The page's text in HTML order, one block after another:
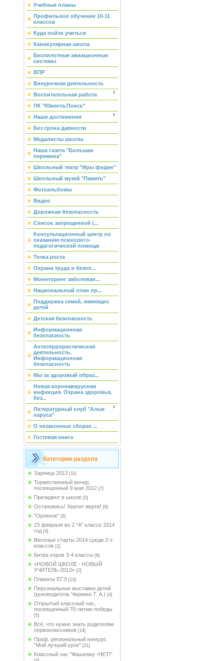
Учебные планы
Профильное обучение 10-11
классов
Куда пойти учиться
Каникулярная школа
Беспилотные авиационные
системы
ВПР
Внеурочная деятельность
Воспитательная работа
ПК "Ювента.Поиск"
Наши достижения
Без срока давности
Медалисты школы
Наша газета "Большая
перемена"
Школьный театр "Иры фидан"
Школьный музей "Память"
Фотоальбомы
Видео
Дорожная безопасность
Список запрещенной (...
Консультационный центр по
оказанию психолого-
педагогической помощи
Точка роста
Охрана труда и безоп...
Мониторинг заболевае...
Национальный план пр...
Поддержка семей, имеющих
детей
Детская безопасность
Информационная
безопасность
Антитеррористическая
деятельность.
Информационная
безопасность
Мы за здоровый образ...
Новая коронавирусная
инфекция. Охрана здоровья,
без...
Литературный клуб "Алые
паруса"
О незаконных сборах ...
Гостевая книга
Категории раздела
Зарница 2013 [11]
Торжественный вечер,
посвященный 9 мая 2012 [7]
Президент в школе [5]
Остановись! Хватит жертв! [9]
"Орленок" [6]
23 февраля во 2 "А" классе 2014
год [4]
Веселые старты 2014 среди 2-х
классов [1]
Битва хоров 3-4 классы [8]
«НОВОЙ ШКОЛЕ - НОВЫЙ
УЧИТЕЛЬ-2013» [2]
Плакаты ЕГЭ [13]
Персональные выставки детей
(руководитель Черевко Т. А.) [4]
Открытый классный час,
посвященный 70-летию победы
[5]
Всё, что нужно знать родителям
первоклассников [14]
Проф. региональный конкурс
"Мой лучший урок" [21]
Классный час "Фашизму -НЕТ!"